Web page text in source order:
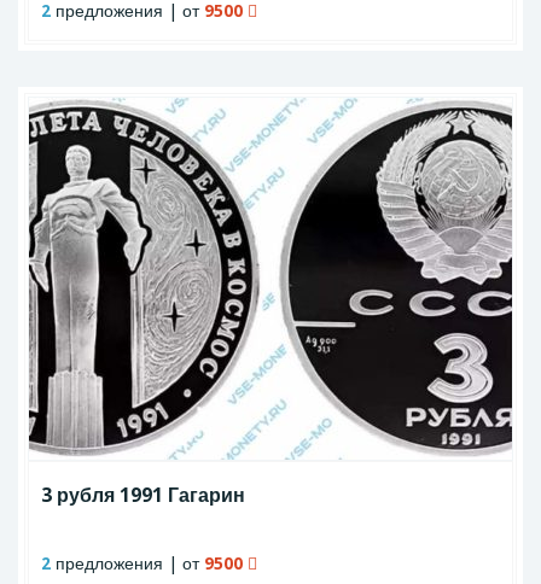
2 предложения | от 9500
3 рубля 1991 Гагарин
2 предложения | от 9500